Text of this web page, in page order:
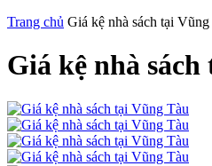
Trang chủ Giá kệ nhà sách tại Vũng
Giá kệ nhà